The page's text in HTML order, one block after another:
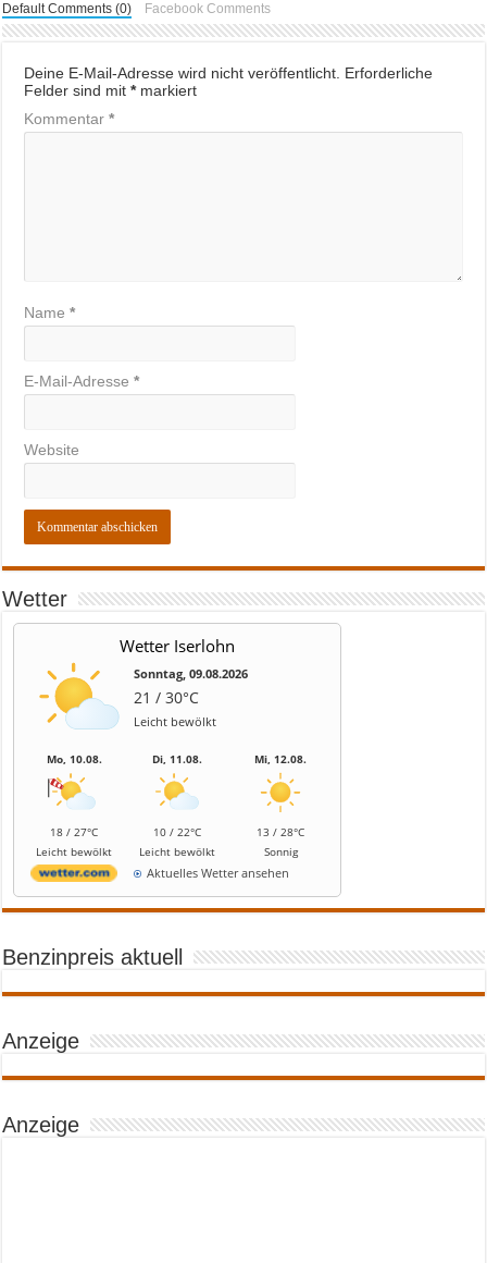
Default Comments (0) Facebook Comments
Deine E-Mail-Adresse wird nicht veröffentlicht. Erforderliche
Felder sind mit*markiert
Kommentar*
Name*
E-Mail-Adresse*
Website
Wetter
Wetter Iserlohn
Sonntag, 09.08.2026
21 / 30°C
Leicht bewölkt
Mo, 10.08.
18 / 27°C
Leicht bewölkt
Di, 11.08.
10 / 22°C
Leicht bewölkt
Mi, 12.08.
13 / 28°C
Sonnig
Aktuelles Wetter ansehen
Benzinpreis aktuell
Anzeige
Anzeige